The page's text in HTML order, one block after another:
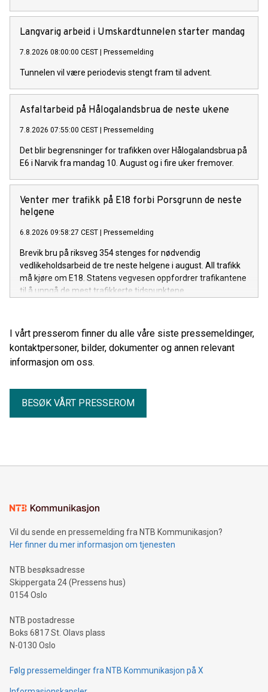
Langvarig arbeid i Umskardtunnelen starter mandag
7.8.2026 08:00:00 CEST | Pressemelding
Tunnelen vil være periodevis stengt fram til advent.
Asfaltarbeid på Hålogalandsbrua de neste ukene
7.8.2026 07:55:00 CEST | Pressemelding
Det blir begrensninger for trafikken over Hålogalandsbrua på
E6 i Narvik fra mandag 10. August og i fire uker fremover.
Venter mer trafikk på E18 forbi Porsgrunn de neste
helgene
6.8.2026 09:58:27 CEST | Pressemelding
Brevik bru på riksveg 354 stenges for nødvendig
vedlikeholdsarbeid de tre neste helgene i august. All trafikk
må kjøre om E18. Statens vegvesen oppfordrer trafikantene
til å unngå de mest trafikkerte tidspunktene.
I vårt presserom finner du alle våre siste pressemeldinger,
kontaktpersoner, bilder, dokumenter og annen relevant
informasjon om oss.
BESØK VÅRT PRESSEROM
Vil du sende en pressemelding fra NTB Kommunikasjon?
Her finner du mer informasjon om tjenesten
NTB besøksadresse
Skippergata 24 (Pressens hus)
0154 Oslo
NTB postadresse
Boks 6817 St. Olavs plass
N-0130 Oslo
Følg pressemeldinger fra NTB Kommunikasjon på X